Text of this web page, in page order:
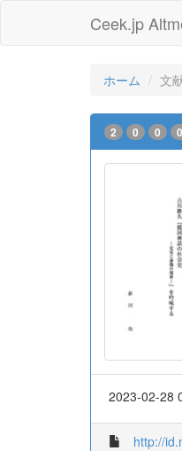
Ceek.jp
ホーム 文
2 0 0 0
2023-02-28
http://